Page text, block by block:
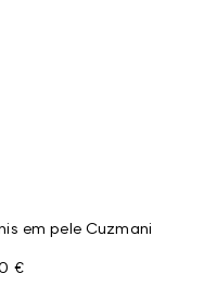
em pele Cuzmani
€